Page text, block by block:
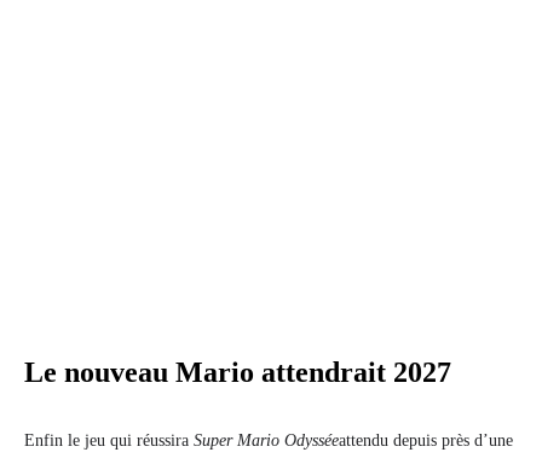
Le nouveau Mario attendrait 2027
Enfin le jeu qui réussira Super Mario Odysséeattendu depuis près d’une